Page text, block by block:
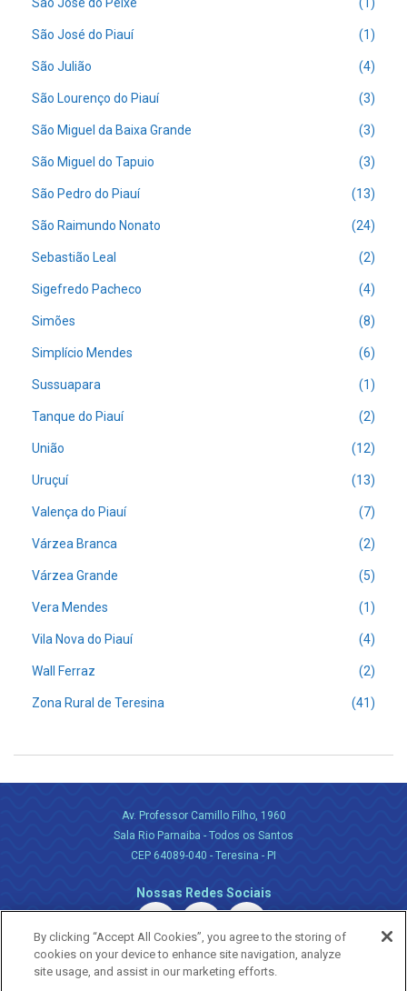
São José do Piauí (1)
São Julião (4)
São Lourenço do Piauí (3)
São Miguel da Baixa Grande (3)
São Miguel do Tapuio (3)
São Pedro do Piauí (13)
São Raimundo Nonato (24)
Sebastião Leal (2)
Sigefredo Pacheco (4)
Simões (8)
Simplício Mendes (6)
Sussuapara (1)
Tanque do Piauí (2)
União (12)
Uruçuí (13)
Valença do Piauí (7)
Várzea Branca (2)
Várzea Grande (5)
Vera Mendes (1)
Vila Nova do Piauí (4)
Wall Ferraz (2)
Zona Rural de Teresina (41)
Av. Professor Camillo Filho, 1960
Sala Rio Parnaiba - Todos os Santos
CEP 64089-040 - Teresina - PI
Nossas Redes Sociais
By clicking “Accept All Cookies”, you agree to the storing of
cookies on your device to enhance site navigation, analyze
site usage, and assist in our marketing efforts.